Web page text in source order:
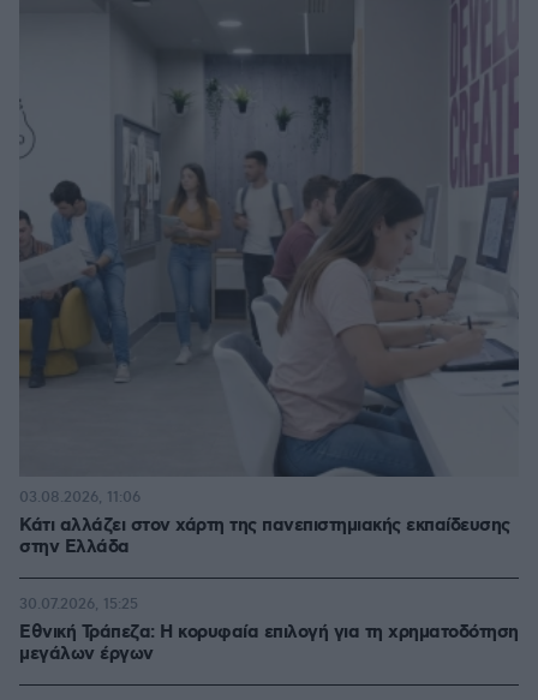
Κάτι αλλάζει στον χάρτη της πανεπιστημιακής εκπαίδευσης
στην Ελλάδα
03.08.2026, 11:06
Εθνική Τράπεζα: Η κορυφαία επιλογή για τη χρηματοδότηση
μεγάλων έργων
30.07.2026, 15:25